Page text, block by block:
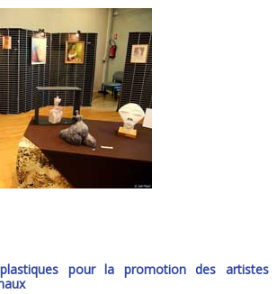
plastiques pour la promotion des artistes